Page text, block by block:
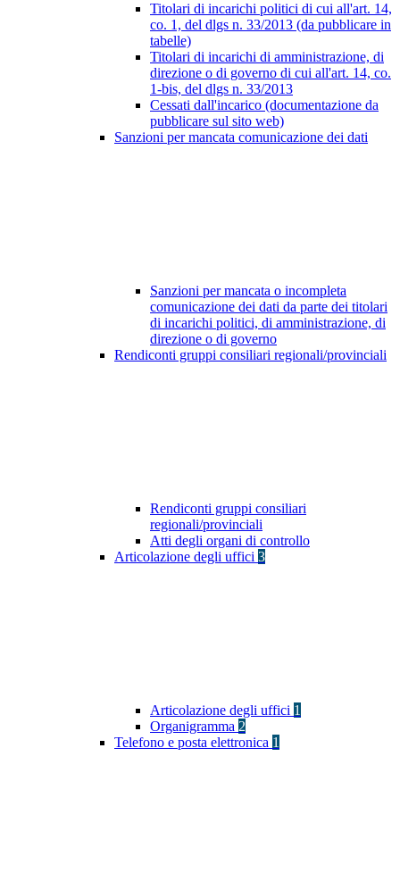
Titolari di incarichi politici di cui all'art. 14,
co. 1, del dlgs n. 33/2013 (da pubblicare in
tabelle)
Titolari di incarichi di amministrazione, di
direzione o di governo di cui all'art. 14, co.
1-bis, del dlgs n. 33/2013
Cessati dall'incarico (documentazione da
pubblicare sul sito web)
Sanzioni per mancata comunicazione dei dati
Sanzioni per mancata o incompleta
comunicazione dei dati da parte dei titolari
di incarichi politici, di amministrazione, di
direzione o di governo
Rendiconti gruppi consiliari regionali/provinciali
Rendiconti gruppi consiliari
regionali/provinciali
Atti degli organi di controllo
Articolazione degli uffici 3
Articolazione degli uffici 1
Organigramma 2
Telefono e posta elettronica 1